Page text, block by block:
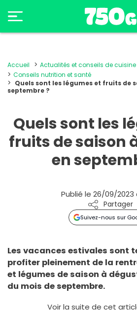
Accueil
Actualités et conseils de cuisine
Conseils nutrition et santé
Quels sont les légumes et fruits de
septembre ?
Quels sont les
fruits de saison
en
Publié le 26/09/2023
Partager
Suivez-nous sur
Les vacances estivales sont
profiter pleinement de la
et légumes de saison à
du mois de septembre.
Voir la suite de cet